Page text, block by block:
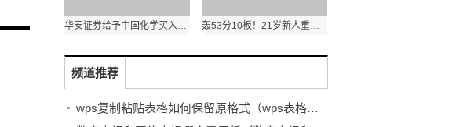
华安证券给予中国化学买入评级 全年新签合同金额高增 新材料项目加速落地|天天速看 轰53分10板！21岁新人重回火箭队，现身全队训练，对快船或担重任
频道推荐
wps复制粘贴表格如何保留原格式（wps表格复制表格保留原格式）_天天精选